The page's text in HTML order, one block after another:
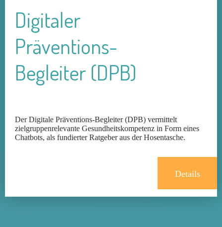
Digitaler
Präventions-
Begleiter (DPB)
Der Digitale Präventions-Begleiter (DPB) vermittelt
zielgruppenrelevante Gesundheitskompetenz in Form eines
Chatbots, als fundierter Ratgeber aus der Hosentasche.
Details